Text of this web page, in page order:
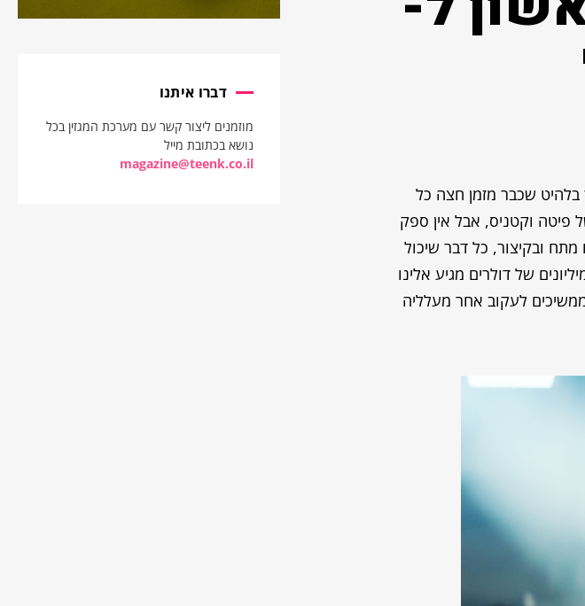
שכבר מזמן חצה כל
פיטה וקטניס, אבל אין ספק
ובקיצור, כל דבר שיכול
של דולרים מגיע אלינו
לעקוב אחר מעלליה
דברו איתנו
מוזמנים ליצור קשר עם מערכת המגזין בכל
נושא בכתובת מייל
magazine@teenk.co.il